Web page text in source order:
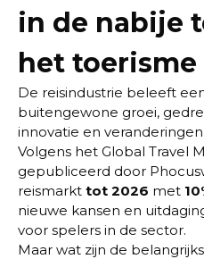
in de nabije
het toerisme
De reisindustrie beleeft
buitengewone groei,
innovatie en
Volgens het Global Travel
gepubliceerd door
reismarkt tot 2026 met
nieuwe kansen en
voor spelers in de sector.
Maar wat zijn de